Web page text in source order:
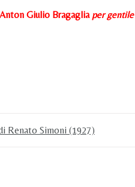
Anton Giulio Bragagliaper gentile
Renato Simoni (1927)